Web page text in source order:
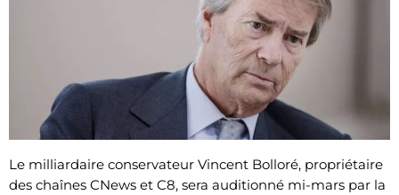
Le milliardaire conservateur Vincent Bolloré, propriétaire
des chaînes CNews et C8, sera auditionné mi-mars par la